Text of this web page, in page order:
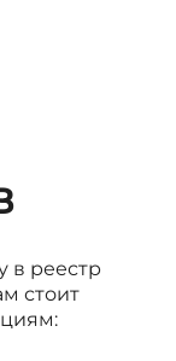
в реестр
стоит